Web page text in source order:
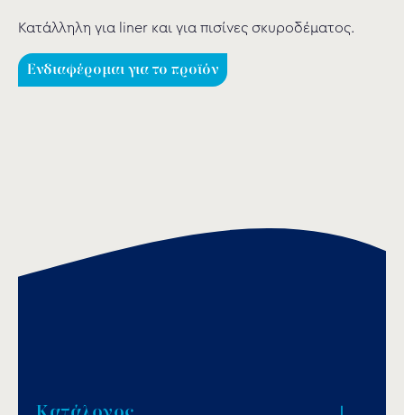
Κατάλληλη για liner και για πισίνες σκυροδέματος.
Ενδιαφέρομαι για το προϊόν